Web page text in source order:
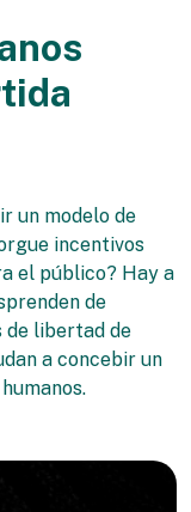
un modelo de
incentivos
el público? Hay a
de
de libertad de
a concebir un